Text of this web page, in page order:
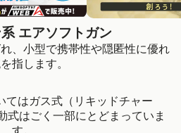
発令の際は臨時休業とさせていただきま
等の対応に遅れが生じる可能性があり
エアソフトガン
、小型で携帯性や隠匿性に優れ
指します。
てはガス式（リキッドチャー
式はごく一部にとどまっていま
す。